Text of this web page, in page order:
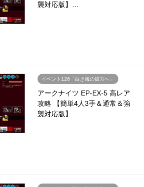
襲対応版】…
イベント126「白き海の彼方へ」
アークナイツ EP-EX-5 高レア
攻略 【簡単4人3手＆通常＆強
襲対応版】…